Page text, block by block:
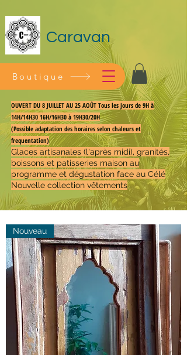
Caravan
OUVERT DU 8 JUILLET AU 25 AOÛT Tous les jours de 9H à
14H/14H30 16H/16H30 à 19H30/20H
(Possible adaptation des horaires selon chaleurs et
frequentation)
Glaces artisanales (l'après midi), granités,
boissons et patisseries maison au
programme et dégustation face au Célé
Nouvelle collection vêtements
Boutique
Nouveau